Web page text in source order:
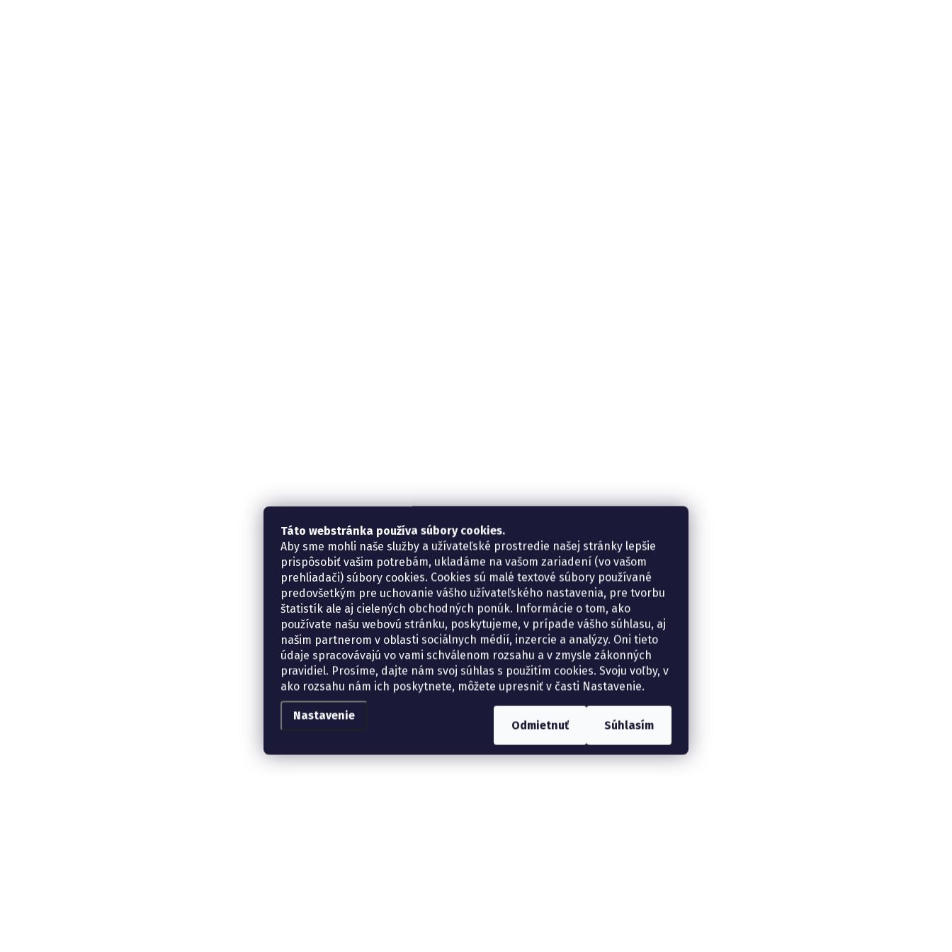
Táto webstránka používa súbory cookies.
Aby sme mohli naše služby a užívateľské prostredie našej stránky lepšie
prispôsobiť vašim potrebám, ukladáme na vašom zariadení (vo vašom
prehliadači) súbory cookies. Cookies sú malé textové súbory používané
predovšetkým pre uchovanie vášho užívateľského nastavenia, pre tvorbu
štatistík ale aj cielených obchodných ponúk. Informácie o tom, ako
používate našu webovú stránku, poskytujeme, v prípade vášho súhlasu, aj
našim partnerom v oblasti sociálnych médií, inzercie a analýzy. Oni tieto
údaje spracovávajú vo vami schválenom rozsahu a v zmysle zákonných
pravidiel. Prosíme, dajte nám svoj súhlas s použitím cookies. Svoju voľby, v
ako rozsahu nám ich poskytnete, môžete upresniť v časti Nastavenie.
Nastavenie
Odmietnuť Súhlasím